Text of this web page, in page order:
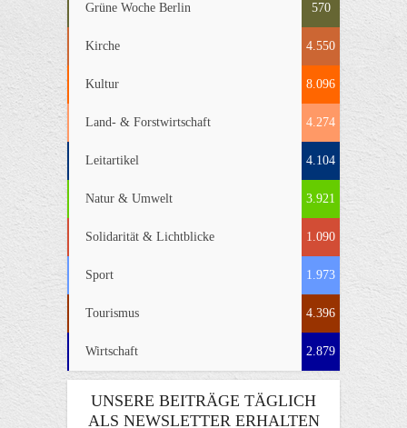
Grüne Woche Berlin 570
Kirche 4.550
Kultur 8.096
Land- & Forstwirtschaft 4.274
Leitartikel 4.104
Natur & Umwelt 3.921
Solidarität & Lichtblicke 1.090
Sport 1.973
Tourismus 4.396
Wirtschaft 2.879
UNSERE BEITRÄGE TÄGLICH
ALS NEWSLETTER ERHALTEN